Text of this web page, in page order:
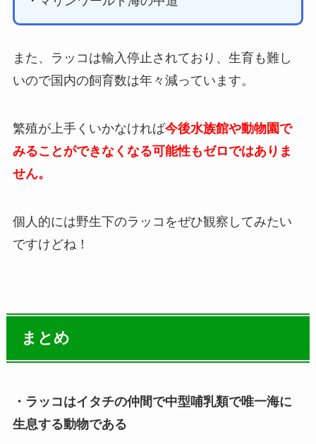
また、ラッコは輸入停止されており、生育も難し
いので国内の飼育数は年々減っています。
繁殖が上手くいかなければ今後水族館や動物園で
みることができなくなる可能性もゼロではありま
せん。
個人的には野生下のラッコをぜひ観察してみたい
ですけどね！
まとめ
・ラッコはイタチの仲間で中型哺乳類で唯一海に
生息する動物である